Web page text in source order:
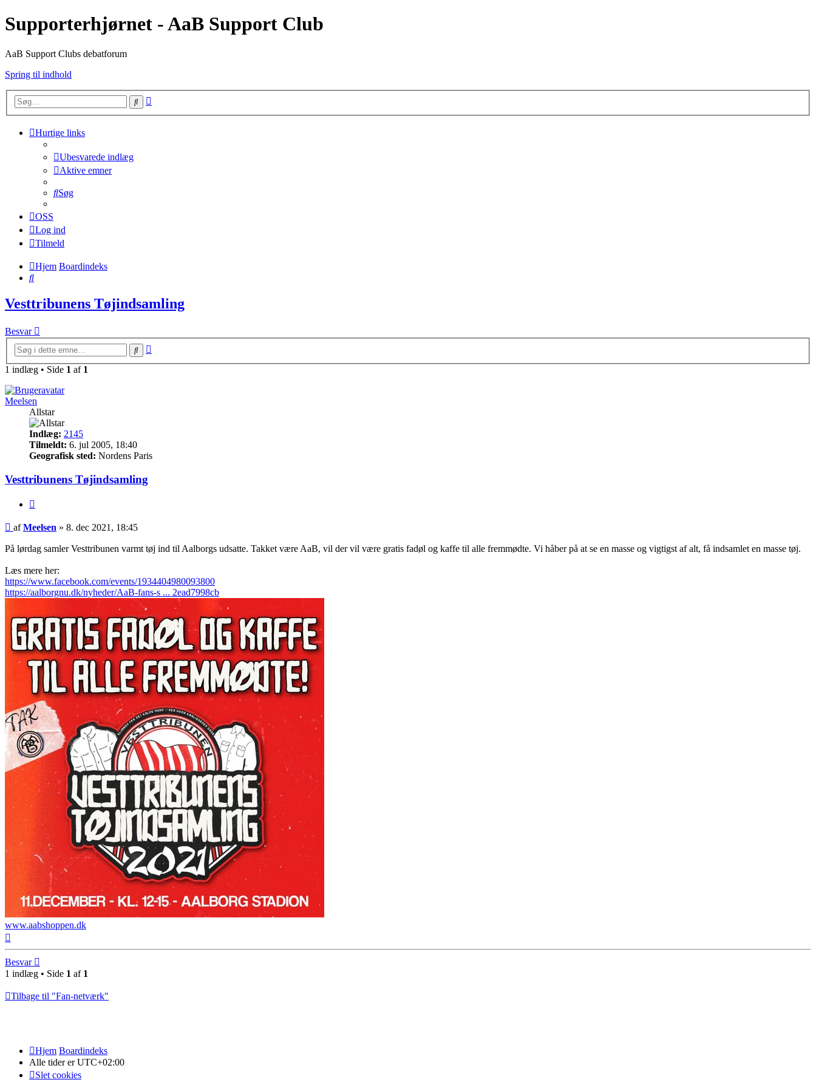
Supporterhjørnet - AaB Support Club
AaB Support Clubs debatforum
Spring til indhold
Søg
Hurtige links
Ubesvarede indlæg
Aktive emner
Søg
OSS
Log ind
Tilmeld
Hjem Boardindeks
Søg
Vesttribunens Tøjindsamling
Besvar
Søg
1 indlæg • Side 1 af 1
Meelsen
Allstar
Indlæg: 2145
Tilmeldt: 6. jul 2005, 18:40
Geografisk sted: Nordens Paris
Vesttribunens Tøjindsamling
Indlæg
afMeelsen » 8. dec 2021, 18:45
På lørdag samler Vesttribunen varmt tøj ind til Aalborgs udsatte. Takket være AaB, vil der vil være gratis fadøl og kaffe til alle fremmødte. Vi håber på at se en masse og vigtigst af alt, få indsamlet en masse tøj.
Læs mere her:
https://www.facebook.com/events/1934404980093800
https://aalborgnu.dk/nyheder/AaB-fans-s ... 2ead7998cb
www.aabshoppen.dk
Besvar
1 indlæg • Side 1 af 1
Tilbage til "Fan-netværk"
Hjem Boardindeks
Alle tider erUTC+02:00
Slet cookies